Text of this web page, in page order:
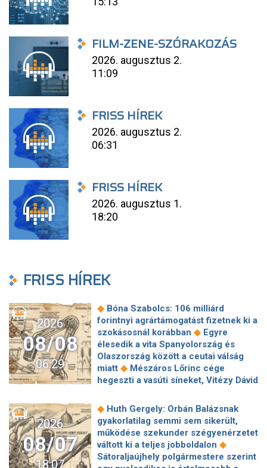
FILM-ZENE-SZÓRAKOZÁS
2026. augusztus 2.
11:09
FRISS HÍREK
2026. augusztus 2.
06:31
FRISS HÍREK
2026. augusztus 1.
18:20
FRISS HÍREK
2026
08/08
06:29
◆ Bóna Szabolcs: 106 milliárd
forintnyi agrártámogatást fizetnek ki a
szokásosnál korábban ◆ Egyre
élesedik a vita Spanyolország és
Olaszország között a ceutai válság
miatt ◆ Mészáros Lőrinc cége
hegeszti a vasúti síneket, Vitézy Dávid
tesz a Bosnyák téri irodakomplexum
beruházója, ha az állam felmondja a
szerződésüket ◆ Megérkezett
Magyar Péter bejelentése: így költik
el a 6 ezer milliárd forintnyi uniós
◆Megbénult az ivóvíztárolók
2026
08/07
18:07
◆ Huth Gergely: Orbán Balázsnak
gyakorlatilag semmi sem sikerült,
működése szekunder szégyenérzetet
váltott ki a teljes jobboldalon ◆
Sátoraljaújhely polgármestere szerint